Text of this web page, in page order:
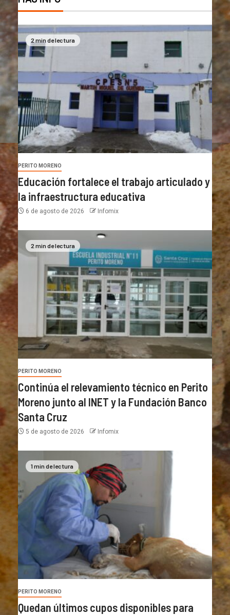
2 min de lectura
PERITO MORENO
Educación fortalece el trabajo articulado y
la infraestructura educativa
6 de agosto de 2026 Infomix
2 min de lectura
PERITO MORENO
Continúa el relevamiento técnico en Perito
Moreno junto al INET y la Fundación Banco
Santa Cruz
5 de agosto de 2026 Infomix
1 min de lectura
PERITO MORENO
Quedan últimos cupos disponibles para